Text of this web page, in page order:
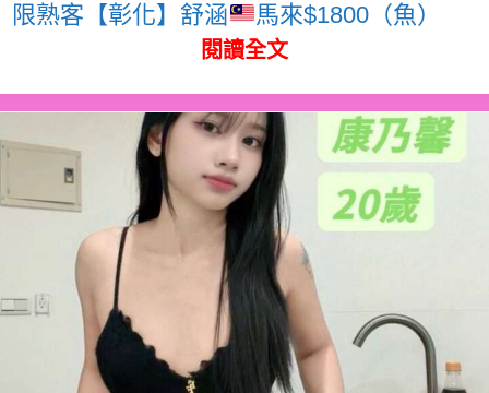
限熟客【彰化】舒涵 馬來$1800（魚）
閱讀全文